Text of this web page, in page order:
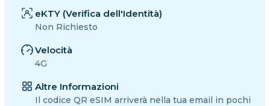
eKTY (Verifica dell'Identità)
Non Richiesto
Velocità
4G
Altre Informazioni
Il codice QR eSIM arriverà nella tua email in pochi